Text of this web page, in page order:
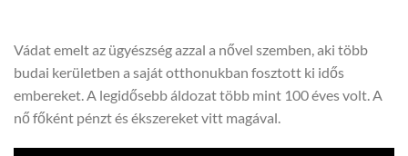
Vádat emelt az ügyészség azzal a nővel szemben, aki több
budai kerületben a saját otthonukban fosztott ki idős
embereket. A legidősebb áldozat több mint 100 éves volt. A
nő főként pénzt és ékszereket vitt magával.